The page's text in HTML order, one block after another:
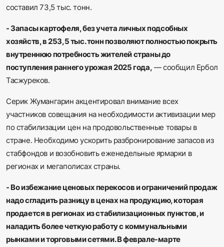
составил 73,5 тыс. тонн.
- Запасы картофеля, без учета личных подсобных
хозяйств, в 253,5 тыс. тонн позволяют полностью покрыть
внутреннюю потребность жителей страны до
поступления раннего урожая 2025 года, — сообщил Ербол
Тасжуреков.
Серик Жумангарин акцентировал внимание всех
участников совещания на необходимости активизации мер
по стабилизации цен на продовольственные товары в
стране. Необходимо ускорить разбронирование запасов из
стабфондов и возобновить еженедельные ярмарки в
регионах и мегаполисах страны.
- Во избежание ценовых перекосов и ограничений продаж
надо сгладить разницу в ценах на продукцию, которая
продается в регионах из стабилизационных пунктов, и
наладить более четкую работу с коммунальными
рынками и торговыми сетями. В феврале-марте